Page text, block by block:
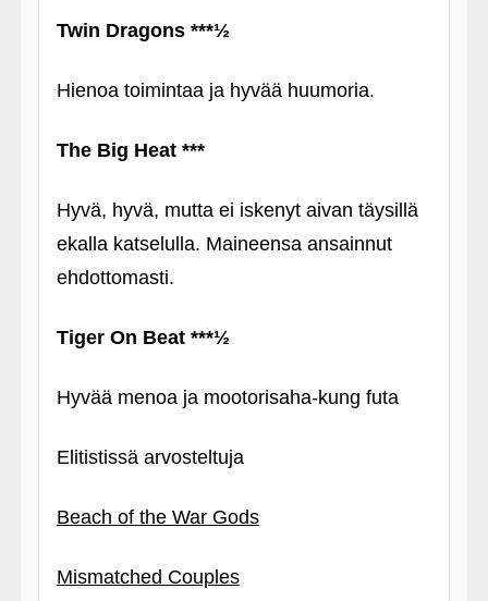
Twin Dragons ***½
Hienoa toimintaa ja hyvää huumoria.
The Big Heat ***
Hyvä, hyvä, mutta ei iskenyt aivan täysillä
ekalla katselulla. Maineensa ansainnut
ehdottomasti.
Tiger On Beat ***½
Hyvää menoa ja mootorisaha-kung futa
Elitistissä arvosteltuja
Beach of the War Gods
Mismatched Couples